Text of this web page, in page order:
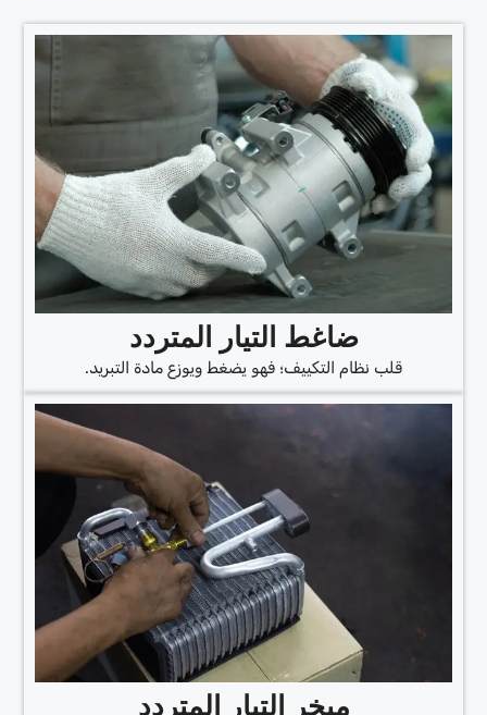
ضاغط التيار المتردد
قلب نظام التكييف؛ فهو يضغط ويوزع مادة التبريد.
مبخر التيار المتردد